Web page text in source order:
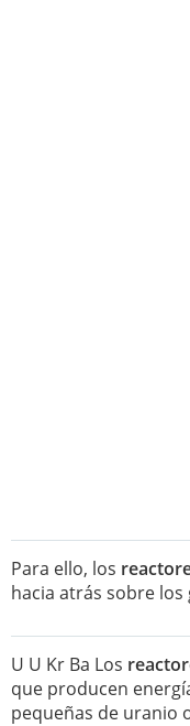
Para ello, los
hacia atrás sobre los
U U Kr Ba Los
que producen
pequeñas de uranio